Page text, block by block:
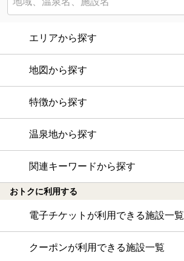
エリアから探す
地図から探す
特徴から探す
温泉地から探す
関連キーワードから探す
おトクに利用する
電子チケットが利用できる施設一覧
クーポンが利用できる施設一覧